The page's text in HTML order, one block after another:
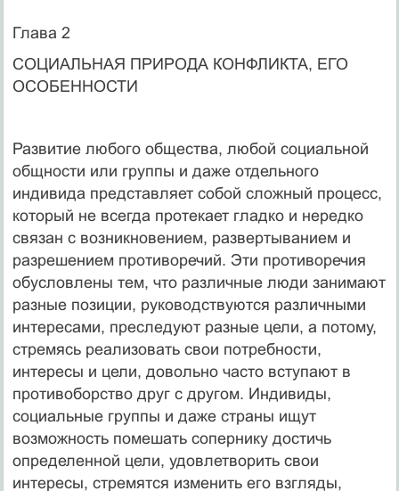
Глава 2
СОЦИАЛЬНАЯ ПРИРОДА КОНФЛИКТА, ЕГО
ОСОБЕННОСТИ
Развитие любого общества, любой социальной
общности или группы и даже отдельного
индивида представляет собой сложный процесс,
который не всегда протекает гладко и нередко
связан с возникновением, развертыванием и
разрешением противоречий. Эти противоречия
обусловлены тем, что различные люди занима­ют
разные позиции, руководствуются различными
интересами, преследуют разные цели, а потому,
стремясь реализовать свои потребности,
интересы и цели, довольно часто вступают в
проти­воборство друг с другом. Индивиды,
социальные группы и даже страны ищут
возможность помешать сопернику достичь
опреде­ленной цели, удовлетворить свои
интересы, стремятся изменить его взгляды,